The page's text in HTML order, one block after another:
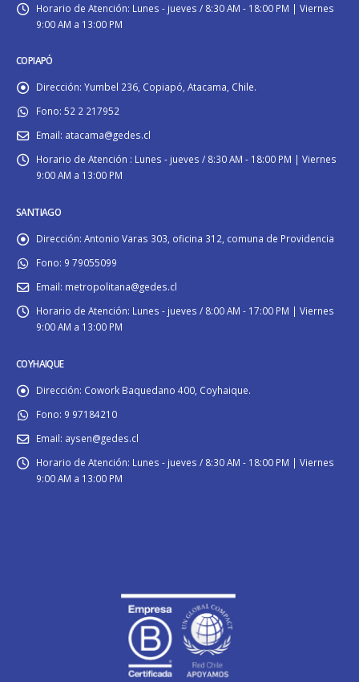
Horario de Atención: Lunes - jueves / 8:30 AM - 18:00 PM | Viernes
9:00 AM a 13:00 PM
COPIAPÓ
Dirección: Yumbel 236, Copiapó, Atacama, Chile.
Fono: 52 2 217952
Email: atacama@gedes.cl
Horario de Atención : Lunes - jueves / 8:30 AM - 18:00 PM | Viernes
9:00 AM a 13:00 PM
SANTIAGO
Dirección: Antonio Varas 303, oficina 312, comuna de Providencia
Fono: 9 79055099
Email: metropolitana@gedes.cl
Horario de Atención: Lunes - jueves / 8:00 AM - 17:00 PM | Viernes
9:00 AM a 13:00 PM
COYHAIQUE
Dirección: Cowork Baquedano 400, Coyhaique.
Fono: 9 97184210
Email: aysen@gedes.cl
Horario de Atención: Lunes - jueves / 8:30 AM - 18:00 PM | Viernes
9:00 AM a 13:00 PM